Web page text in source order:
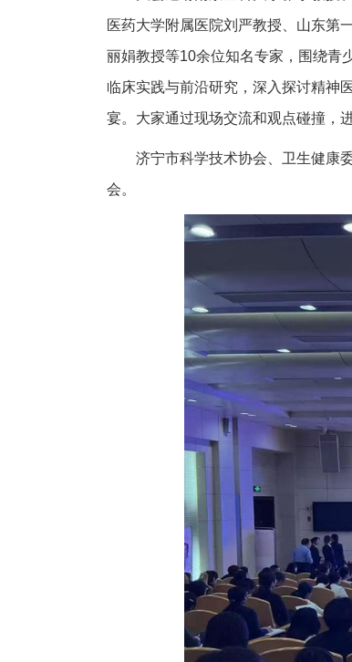
医药大学附属医院刘严教授、山东第
丽娟教授等10余位知名专家，围绕青
临床实践与前沿研究，深入探讨精神
宴。大家通过现场交流和观点碰撞，
济宁市科学技术协会、卫生健康
会。